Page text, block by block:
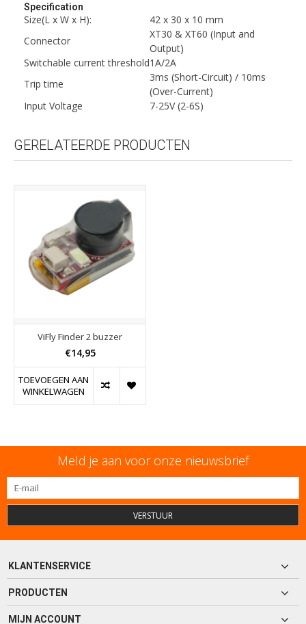
Specification
Size(L x W x H):
42 x 30 x 10 mm
Connector
XT30 & XT60 (Input and
Output)
Switchable current threshold1A/2A
Trip time
3ms (Short-Circuit) / 10ms
(Over-Current)
Input Voltage
7-25V (2-6S)
GERELATEERDE PRODUCTEN
ViFly Finder 2 buzzer
€14,95
TOEVOEGEN AAN
WINKELWAGEN
Meld je aan voor onze nieuwsbrief
VERSTUUR
KLANTENSERVICE
PRODUCTEN
MIJN ACCOUNT